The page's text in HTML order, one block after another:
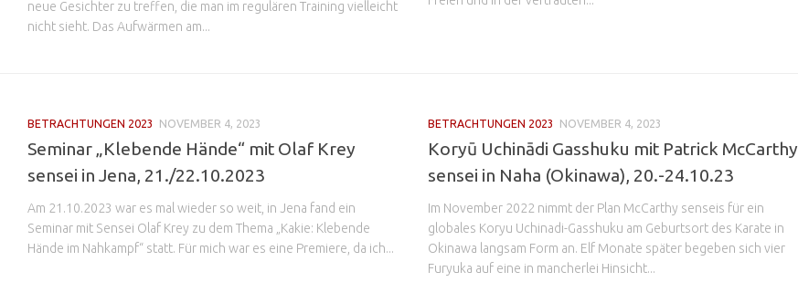
neue Gesichter zu treffen, die man im regulären Training vielleicht
nicht sieht. Das Aufwärmen am...
BETRACHTUNGEN 2023 NOVEMBER 4, 2023
Seminar „Klebende Hände“ mit Olaf Krey
sensei in Jena, 21./22.10.2023
Am 21.10.2023 war es mal wieder so weit, in Jena fand ein
Seminar mit Sensei Olaf Krey zu dem Thema „Kakie: Klebende
Hände im Nahkampf“ statt. Für mich war es eine Premiere, da ich...
BETRACHTUNGEN 2023 NOVEMBER 4, 2023
Koryū Uchinādi Gasshuku mit Patrick McCarthy
sensei in Naha (Okinawa), 20.-24.10.23
Im November 2022 nimmt der Plan McCarthy senseis für ein
globales Koryu Uchinadi-Gasshuku am Geburtsort des Karate in
Okinawa langsam Form an. Elf Monate später begeben sich vier
Furyuka auf eine in mancherlei Hinsicht...